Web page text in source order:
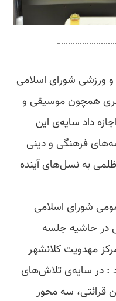
ورزشی شورای اسلامی
همچون موسیقی و
داد سایه‌ی این
فرهنگی و دینی
به نسل‌های آینده
شورای اسلامی
در حاشیه جلسه
مهدویت کلانشهر
در سایه‌ی تلاش‌های
قرائتی، سه محور